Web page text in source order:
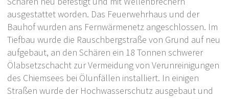
ausgestattet worden. Das Feuerwehrhaus und der
Bauhof wurden ans Fernwärmenetz angeschlossen. Im
Tiefbau wurde die Rauschbergstraße von Grund auf neu
aufgebaut, an den Schären ein 18 Tonnen schwerer
Ölabsetzschacht zur Vermeidung von Verunreinigungen
des Chiemsees bei Ölunfällen installiert. In einigen
Straßen wurde der Hochwasserschutz ausgebaut und